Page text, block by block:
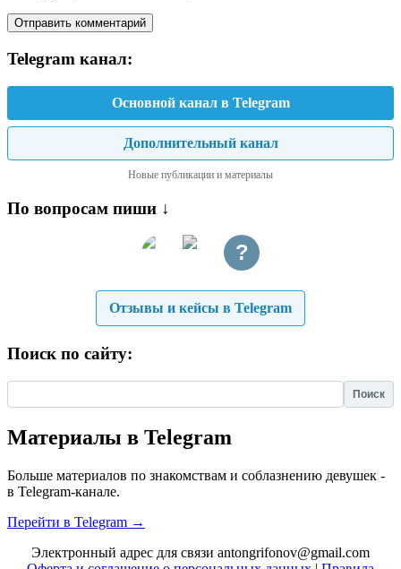
Telegram канал:
Основной канал в Telegram
Дополнительный канал
Новые публикации и материалы
По вопросам пиши ↓
?
Отзывы и кейсы в Telegram
Поиск по сайту:
Материалы в Telegram
Больше материалов по знакомствам и соблазнению девушек -
в Telegram-канале.
Перейти в Telegram →
Электронный адрес для связи antongrifonov@gmail.com